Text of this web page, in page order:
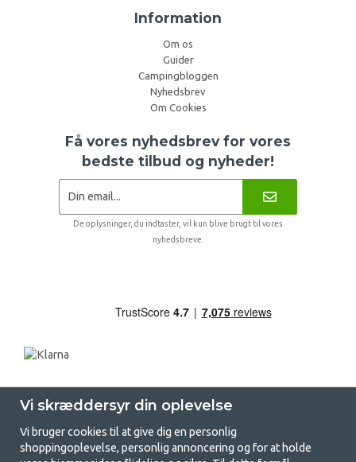
Information
Om os
Guider
Campingbloggen
Nyhedsbrev
Om Cookies
Få vores nyhedsbrev for vores
bedste tilbud og nyheder!
De oplysninger, du indtaster, vil kun blive brugt til vores
nyhedsbreve.
Vi skræddersyr din oplevelse
Vi bruger cookies til at give dig en personlig
shoppingoplevelse, personlig annoncering og for at holde